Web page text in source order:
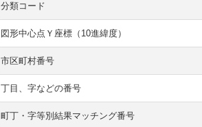
分類コード
図形中心点Ｙ座標（10進緯度）
市区町村番号
丁目、字などの番号
町丁・字等別結果マッチング番号